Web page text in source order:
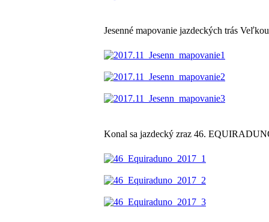
Jesenné mapovanie jazdeckých trás
Konal sa jazdecký zraz 46.